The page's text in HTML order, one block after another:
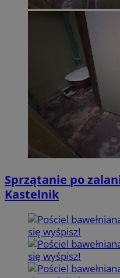
Sprzątanie po
Kastelnik